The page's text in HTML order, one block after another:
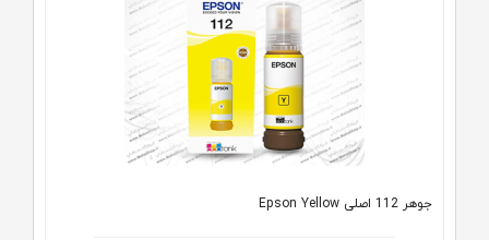
جوهر 112 اصلی Epson Yellow